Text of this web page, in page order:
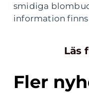
smidiga
information
Läs
Fler